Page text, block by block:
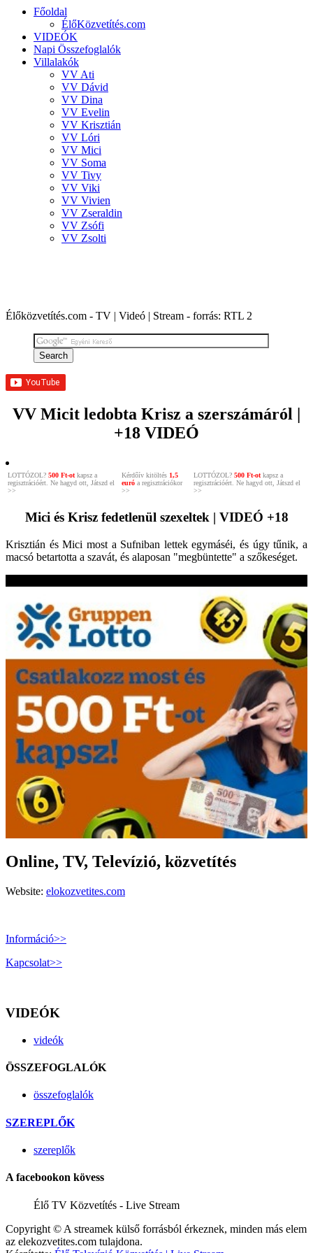
Főoldal
ÉlőKözvetítés.com
VIDEÓK
Napi Összefoglalók
Villalakók
VV Ati
VV Dávid
VV Dina
VV Evelin
VV Krisztián
VV Lóri
VV Mici
VV Soma
VV Tivy
VV Viki
VV Vivien
VV Zseraldin
VV Zsófi
VV Zsolti
Élőközvetítés.com - TV | Videó | Stream - forrás: RTL 2
VV Micit ledobta Krisz a szerszámáról |
+18 VIDEÓ
LOTTÓZOL? 500 Ft-otkapsz a
regisztrációért. Ne hagyd ott, Játszd el
>>
Kérdőív kitöltés 1,5
euró a regisztrációkor
>>
LOTTÓZOL? 500 Ft-otkapsz a
regisztrációért. Ne hagyd ott, Játszd el
>>
Mici és Krisz fedetlenül szexeltek | VIDEÓ +18
Krisztián és Mici most a Sufniban lettek egymáséi, és úgy tűnik, a
macsó betartotta a szavát, és alaposan "megbüntette" a szőkeséget.
Online, TV, Televízió, közvetítés
Website: elokozvetites.com
Információ>>
Kapcsolat>>
VIDEÓK
videók
ÖSSZEFOGLALÓK
összefoglalók
SZEREPLŐK
szereplők
A facebookon kövess
Élő TV Közvetítés - Live Stream
Copyright © A streamek külső forrásból érkeznek, minden más elem
az elekozvetites.com tulajdona.